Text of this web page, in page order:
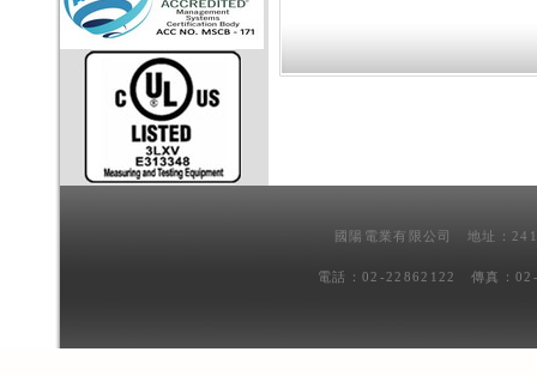
國陽電業有限公司 地址：
電話：02-22862122 傳真：